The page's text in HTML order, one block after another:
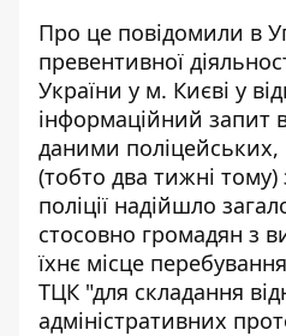
Про це повідомили в
превентивної
України у м. Києві у
інформаційний запит
даними поліцейських,
(тобто два тижні
поліції надійшло
стосовно громадян з
їхнє місце
ТЦК "для складання
адміністративних